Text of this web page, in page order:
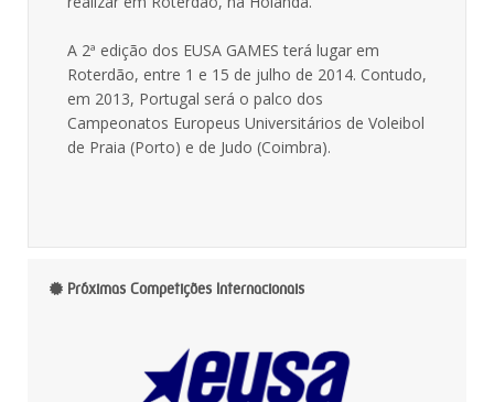
A 2ª edição dos EUSA GAMES terá lugar em
Roterdão, entre 1 e 15 de julho de 2014. Contudo,
em 2013, Portugal será o palco dos
Campeonatos Europeus Universitários de Voleibol
de Praia (Porto) e de Judo (Coimbra).
Próximas Competições Internacionais